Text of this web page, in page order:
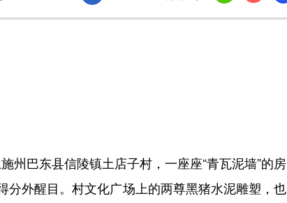
巴东县信陵镇土店子村，一座座“青瓦泥墙”的房
分外醒目。村文化广场上的两尊黑猪水泥雕塑，也